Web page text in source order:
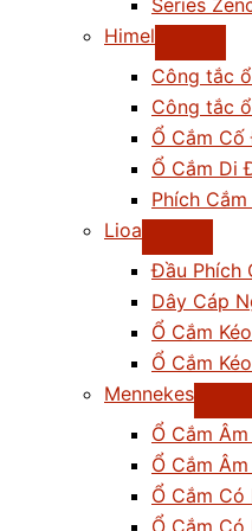
Series
Himel
Công tắc
Công tắc
Ổ Cắm
Ổ Cắm Di
Phích
Lioa
Đầu Phích
Dây Cáp
Ổ Cắm
Ổ Cắm
Mennekes
Ổ Cắm
Ổ Cắm
Ổ Cắm